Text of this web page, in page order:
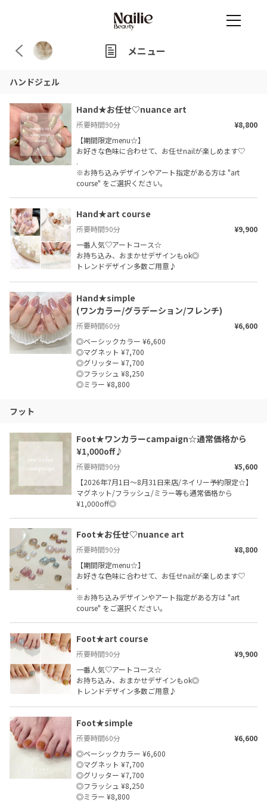
メニュー
ハンドジェル
Hand★お任せ♡nuance art
所要時間90分
¥8,800
【期間限定menu☆】
お好きな色味に合わせて、お任せnailが楽しめます♡
.
※お持ち込みデザインやアート指定がある方は "art
course" をご選択ください。
Hand★art course
所要時間90分
¥9,900
一番人気♡アートコース☆
お持ち込み、おまかせデザインもok◎
トレンドデザイン多数ご用意♪
Hand★simple
(ワンカラー/グラデーション/フレンチ)
所要時間60分
¥6,600
◎ベーシックカラー ¥6,600
◎マグネット ¥7,700
◎グリッター ¥7,700
◎フラッシュ ¥8,250
◎ミラー ¥8,800
フット
Foot★ワンカラーcampaign☆通常価格から
¥1,000off♪
所要時間90分
¥5,600
【2026年7月1日〜8月31日来店/ネイリー予約限定☆】
マグネット/フラッシュ/ミラー等も通常価格から
¥1,000off◎
Foot★お任せ♡nuance art
所要時間90分
¥8,800
【期間限定menu☆】
お好きな色味に合わせて、お任せnailが楽しめます♡
.
※お持ち込みデザインやアート指定がある方は "art
course" をご選択ください。
Foot★art course
所要時間90分
¥9,900
一番人気♡アートコース☆
お持ち込み、おまかせデザインもok◎
トレンドデザイン多数ご用意♪
Foot★simple
所要時間60分
¥6,600
◎ベーシックカラー ¥6,600
◎マグネット ¥7,700
◎グリッター ¥7,700
◎フラッシュ ¥8,250
◎ミラー ¥8,800